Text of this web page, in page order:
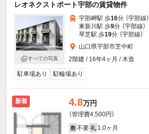
レオネクストポート宇部の賃貸物件
すべての写真
宇部岬駅 歩16分 （宇部線）
東新川駅 歩9分 （宇部線）
琴芝駅 歩19分 （宇部線）
山口県宇部市芝中町
2階建 / 16年4ヶ月 / 木造
駐車場あり 駐輪場あり
新着 4.8万円
（管理費4,500円）
敷 不要 礼 1.0ヶ月